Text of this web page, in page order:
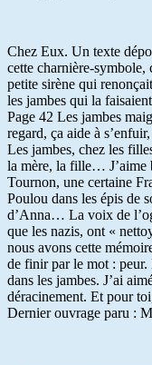
Chez Eux. Un texte
cette charnière-symbole,
petite sirène qui
les jambes qui la
Page 42 Les jambes
regard, ça aide à
Les jambes, chez les
la mère, la fille… J’aime
Tournon, une certaine
Poulou dans les épis de
d’Anna… La voix de
que les nazis, ont «
nous avons cette
de finir par le mot : peur.
dans les jambes. J’ai
déracinement. Et pour
Dernier ouvrage paru :